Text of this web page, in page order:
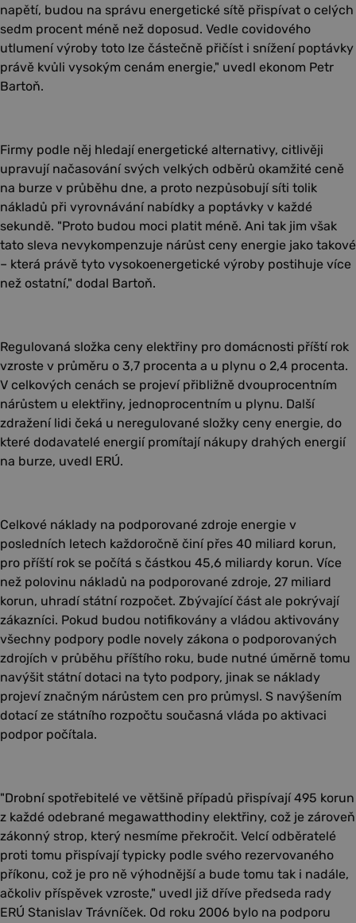
napětí, budou na správu energetické sítě přispívat o celých
sedm procent méně než doposud. Vedle covidového
utlumení výroby toto lze částečně přičíst i snížení poptávky
právě kvůli vysokým cenám energie," uvedl ekonom Petr
Bartoň.
Firmy podle něj hledají energetické alternativy, citlivěji
upravují načasování svých velkých odběrů okamžité ceně
na burze v průběhu dne, a proto nezpůsobují síti tolik
nákladů při vyrovnávání nabídky a poptávky v každé
sekundě. "Proto budou moci platit méně. Ani tak jim však
tato sleva nevykompenzuje nárůst ceny energie jako takové
– která právě tyto vysokoenergetické výroby postihuje více
než ostatní," dodal Bartoň.
Regulovaná složka ceny elektřiny pro domácnosti příští rok
vzroste v průměru o 3,7 procenta a u plynu o 2,4 procenta.
V celkových cenách se projeví přibližně dvouprocentním
nárůstem u elektřiny, jednoprocentním u plynu. Další
zdražení lidi čeká u neregulované složky ceny energie, do
které dodavatelé energií promítají nákupy drahých energií
na burze, uvedl ERÚ.
Celkové náklady na podporované zdroje energie v
posledních letech každoročně činí přes 40 miliard korun,
pro příští rok se počítá s částkou 45,6 miliardy korun. Více
než polovinu nákladů na podporované zdroje, 27 miliard
korun, uhradí státní rozpočet. Zbývající část ale pokrývají
zákazníci. Pokud budou notifikovány a vládou aktivovány
všechny podpory podle novely zákona o podporovaných
zdrojích v průběhu příštího roku, bude nutné úměrně tomu
navýšit státní dotaci na tyto podpory, jinak se náklady
projeví značným nárůstem cen pro průmysl. S navýšením
dotací ze státního rozpočtu současná vláda po aktivaci
podpor počítala.
"Drobní spotřebitelé ve většině případů přispívají 495 korun
z každé odebrané megawatthodiny elektřiny, což je zároveň
zákonný strop, který nesmíme překročit. Velcí odběratelé
proti tomu přispívají typicky podle svého rezervovaného
příkonu, což je pro ně výhodnější a bude tomu tak i nadále,
ačkoliv příspěvek vzroste," uvedl již dříve předseda rady
ERÚ Stanislav Trávníček. Od roku 2006 bylo na podporu